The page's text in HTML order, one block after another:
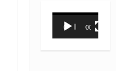
Reproductor
00:00 00:31